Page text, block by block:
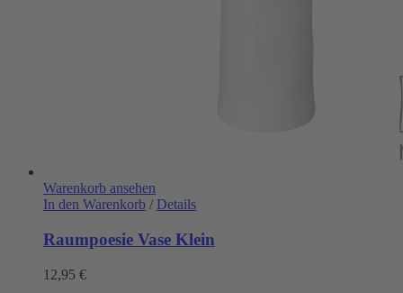
Warenkorb ansehen
In den Warenkorb / Details
Raumpoesie Vase Klein
12,95 €